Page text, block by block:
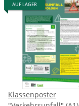
AUF LAGER
Klassenposter